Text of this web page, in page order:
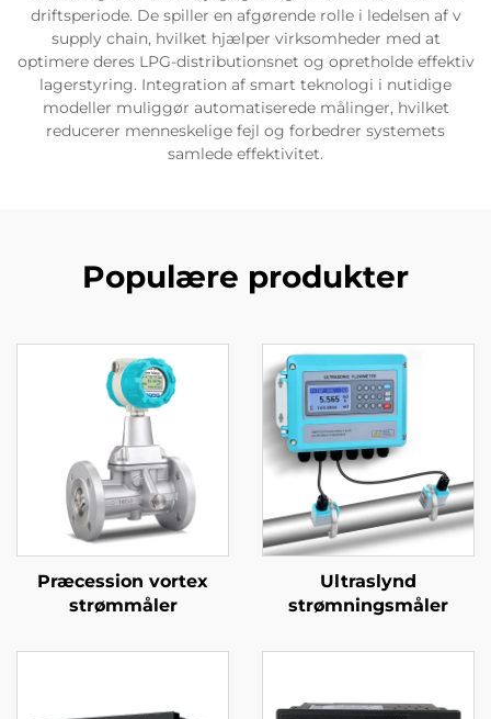
driftsperiode. De spiller en afgørende rolle i ledelsen af v
supply chain, hvilket hjælper virksomheder med at
optimere deres LPG-distributionsnet og opretholde effektiv
lagerstyring. Integration af smart teknologi i nutidige
modeller muliggør automatiserede målinger, hvilket
reducerer menneskelige fejl og forbedrer systemets
samlede effektivitet.
Populære produkter
Præcession vortex
strømmåler
Ultraslynd
strømningsmåler